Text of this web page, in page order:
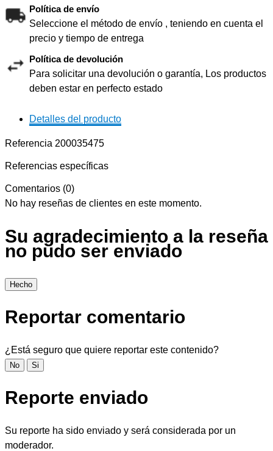
Política de envío
Seleccione el método de envío , teniendo en cuenta el
precio y tiempo de entrega
Política de devolución
Para solicitar una devolución o garantía, Los productos
deben estar en perfecto estado
Detalles del producto
Referencia 200035475
Referencias específicas
Comentarios (0)
No hay reseñas de clientes en este momento.
Su agradecimiento a la reseña
no pudo ser enviado
Hecho
Reportar comentario
¿Está seguro que quiere reportar este contenido?
No Si
Reporte enviado
Su reporte ha sido enviado y será considerada por un
moderador.